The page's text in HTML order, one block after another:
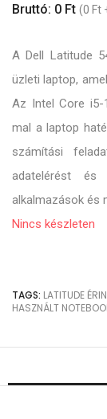
Bruttó: 0 Ft (0 Ft
A Dell Latitude
üzleti laptop,
Az Intel Core i5-
mal a laptop
számítási
adatelérést és
alkalmazások és
Nincs készleten
TAGS: LATITUDE
HASZNÁLT